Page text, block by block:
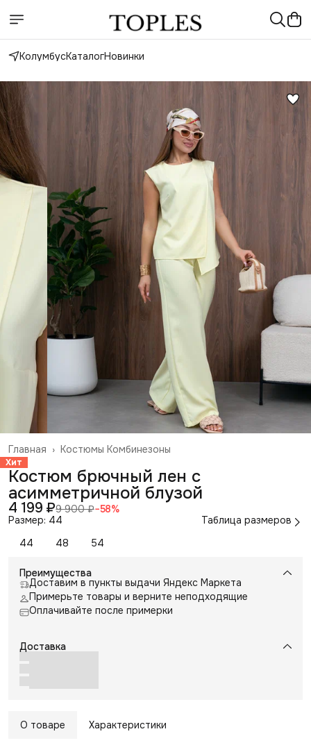
КолумбусКаталогНовинки
Костюмы Комбинезоны
Главная ›
Хит
Костюм брючный лен с
асимметричной блузой
4 199 ₽9 900 ₽−58%
Размер: 44
Таблица размеров
44
48 54
Преимущества
Доставим в пункты выдачи Яндекс Маркета
Примерьте товары и верните неподходящие
Оплачивайте после примерки
Доставка
О товаре Характеристики